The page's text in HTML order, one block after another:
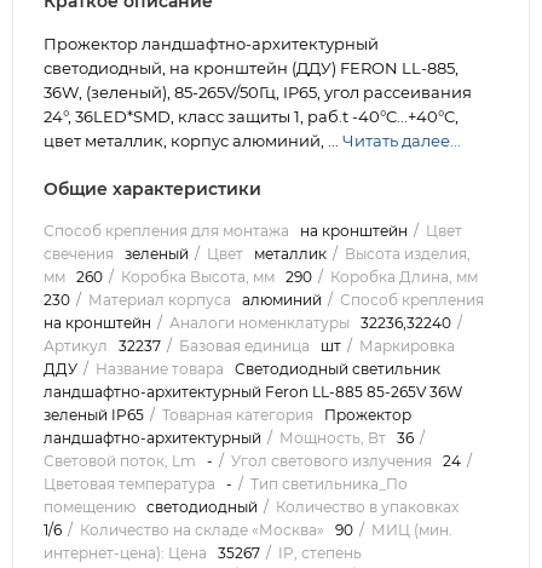
Прожектор ландшафтно-архитектурный
светодиодный, на кронштейн (ДДУ) FERON LL-885,
36W, (зеленый), 85-265V/50Гц, IP65, угол рассеивания
24°, 36LED*SMD, класс защиты 1, раб.t -40°C...+40°C,
цвет металлик, корпус алюминий, ... Читать далее...
Общие характеристики
Способ крепления для монтажа на кронштейн
Цвет
свечения
зеленый Цвет металлик
Высота изделия,
мм 260 Коробка Высота, мм 290
Коробка Длина, мм
230
Материал корпуса алюминий
Способ крепления
на кронштейн
Аналоги номенклатуры
32236,32240
Артикул
32237 Базовая единица шт
Маркировка
ДДУ
Название товара
Светодиодный светильник
ландшафтно-архитектурный Feron LL-885 85-265V 36W
зеленый IP65
Товарная категория
Прожектор
ландшафтно-архитектурный
Мощность, Вт 36
Световой поток, Lm
- Угол светового излучения
24
Цветовая температура
-
Тип светильника_По
помещению светодиодный
Количество в упаковках
1/6
Количество на складе «Москва» 90
МИЦ (мин.
интернет-цена): Цена
35267
IP, степень